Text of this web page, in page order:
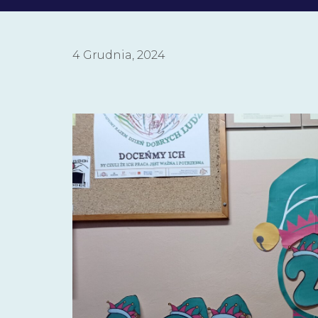
4 Grudnia, 2024